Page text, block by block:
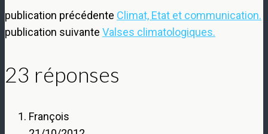
publication précédente Climat, Etat et communication.
publication suivante Valses climatologiques.
23 réponses
François